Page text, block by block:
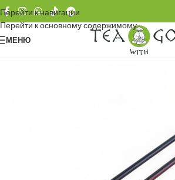
Перейти к навигации
Перейти к основному содержимому
МЕНЮ